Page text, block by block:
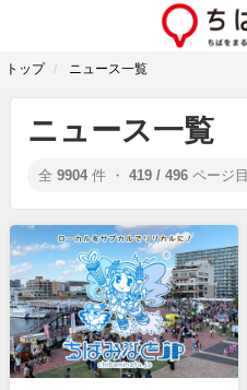
トップ ニュース一覧
ニュース一覧
全 9904 件 ・ 419 / 496 ページ目